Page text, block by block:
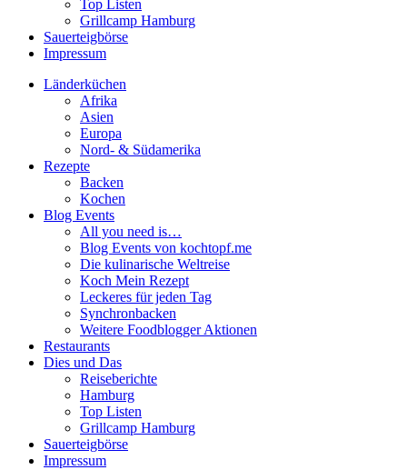
Top Listen
Grillcamp Hamburg
Sauerteigbörse
Impressum
Länderküchen
Afrika
Asien
Europa
Nord- & Südamerika
Rezepte
Backen
Kochen
Blog Events
All you need is…
Blog Events von kochtopf.me
Die kulinarische Weltreise
Koch Mein Rezept
Leckeres für jeden Tag
Synchronbacken
Weitere Foodblogger Aktionen
Restaurants
Dies und Das
Reiseberichte
Hamburg
Top Listen
Grillcamp Hamburg
Sauerteigbörse
Impressum